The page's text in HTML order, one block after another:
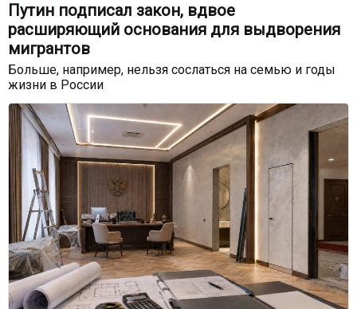
Путин подписал закон, вдвое
расширяющий основания для выдворения
мигрантов
Больше, например, нельзя сослаться на семью и годы
жизни в России